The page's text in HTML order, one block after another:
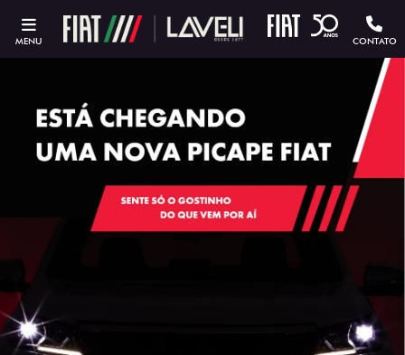
MENU CONTATO